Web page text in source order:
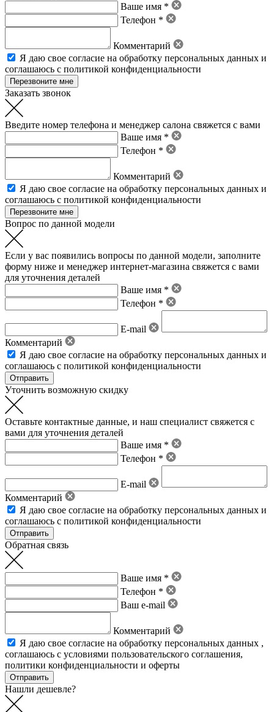
Ваше имя *
Телефон *
Комментарий
Я даю свое согласие на обработку персональных данных и
соглашаюсь с политикой конфиденциальности
Заказать звонок
Введите номер телефона и менеджер салона свяжется с вами
Ваше имя *
Телефон *
Комментарий
Я даю свое согласие на обработку персональных данных и
соглашаюсь с политикой конфиденциальности
Вопрос по данной модели
Если у вас появились вопросы по данной модели, заполните
форму ниже и менеджер интернет-магазина свяжется с вами
для уточнения деталей
Ваше имя *
Телефон *
E-mail
Комментарий
Я даю свое согласие на обработку персональных данных и
соглашаюсь с политикой конфиденциальности
Уточнить возможную скидку
Оставьте контактные данные, и наш специалист свяжется с
вами для уточнения деталей
Ваше имя *
Телефон *
E-mail
Комментарий
Я даю свое согласие на обработку персональных данных и
соглашаюсь с политикой конфиденциальности
Обратная связь
Ваше имя *
Телефон *
Ваш e-mail
Комментарий
Я даю свое согласие на обработку персональных данных ,
соглашаюсь с условиями пользовательского соглашения,
политики конфиденциальности и оферты
Нашли дешевле?